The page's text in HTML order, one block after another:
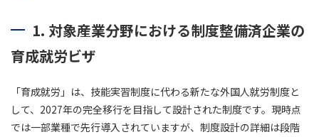
1. 対象産業分野における制度整備済企業の
育成就労ビザ
「育成就労」は、技能実習制度に代わる新たな外国人就労制度と
して、2027年の完全移行を目指して設計された制度です。現時点
では一部業種で先行導入されていますが、制度設計の詳細は段階